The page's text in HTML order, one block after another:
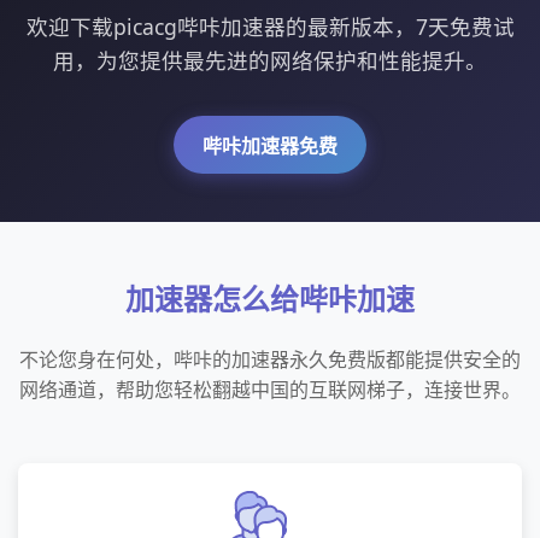
欢迎下载picacg哔咔加速器的最新版本，7天免费试
用，为您提供最先进的网络保护和性能提升。
哔咔加速器免费
加速器怎么给哔咔加速
不论您身在何处，哔咔的加速器永久免费版都能提供安全的
网络通道，帮助您轻松翻越中国的互联网梯子，连接世界。